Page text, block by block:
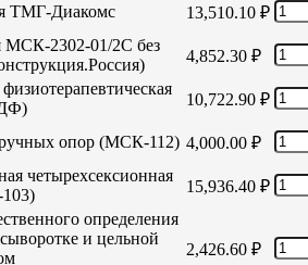
ТМГ-Диакомс 13,510.10 ₽
МСК-2302-01/2С без
4,852.30 ₽
10,722.90 ₽
опор (МСК-112) 4,000.00 ₽
четырехсексионная
15,936.40 ₽
определения
и цельной
2,426.60 ₽